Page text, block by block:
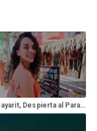
Riviera Nayarit, Despierta al Paraíso